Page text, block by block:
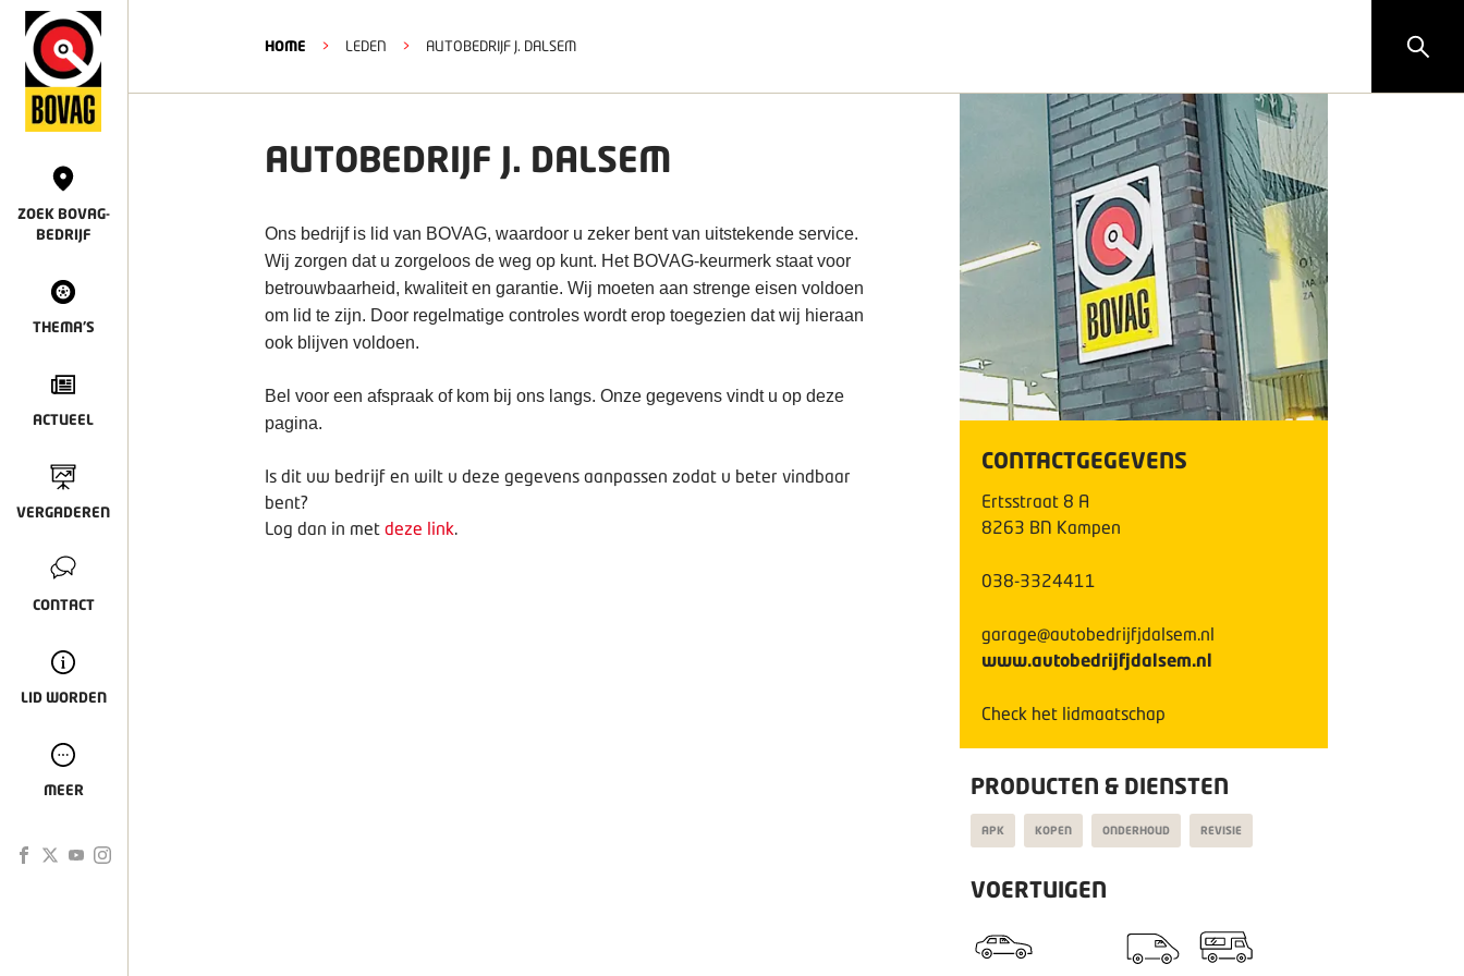
ZOEK BOVAG-
BEDRIJF
THEMA'S
ACTUEEL
VERGADEREN
CONTACT
LID WORDEN
MEER
HOME > LEDEN > AUTOBEDRIJF J. DALSEM
AUTOBEDRIJF J. DALSEM
Ons bedrijf is lid van BOVAG, waardoor u zeker bent van uitstekende service.
Wij zorgen dat u zorgeloos de weg op kunt. Het BOVAG-keurmerk staat voor
betrouwbaarheid, kwaliteit en garantie. Wij moeten aan strenge eisen voldoen
om lid te zijn. Door regelmatige controles wordt erop toegezien dat wij hieraan
ook blijven voldoen.
Bel voor een afspraak of kom bij ons langs. Onze gegevens vindt u op deze
pagina.
Is dit uw bedrijf en wilt u deze gegevens aanpassen zodat u beter vindbaar
bent?
Log dan in met deze link.
CONTACTGEGEVENS
Ertsstraat 8 A
8263 BN Kampen
038-3324411
garage@autobedrijfjdalsem.nl
www.autobedrijfjdalsem.nl
Check het lidmaatschap
PRODUCTEN & DIENSTEN
APK KOPEN ONDERHOUD REVISIE
VOERTUIGEN